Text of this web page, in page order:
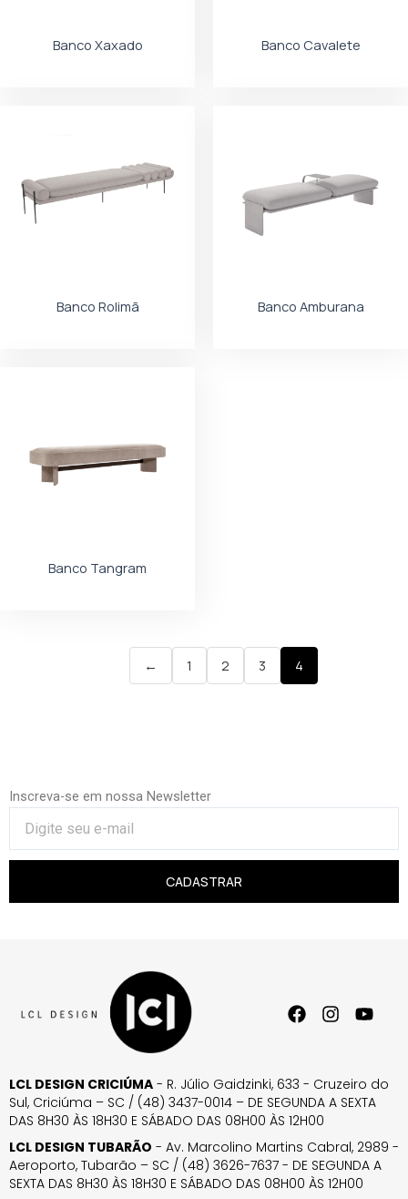
Banco Xaxado Banco Cavalete
Banco Rolimã Banco Amburana
Banco Tangram
← 1 2 3 4
Inscreva-se em nossa Newsletter
CADASTRAR
LCL DESIGN CRICIÚMA - R. Júlio Gaidzinki, 633 - Cruzeiro do
Sul, Criciúma – SC / (48) 3437-0014 – DE SEGUNDA A SEXTA
DAS 8H30 ÀS 18H30 E SÁBADO DAS 08H00 ÀS 12H00
LCL DESIGN TUBARÃO - Av. Marcolino Martins Cabral, 2989 -
Aeroporto, Tubarão – SC / (48) 3626-7637 - DE SEGUNDA A
SEXTA DAS 8H30 ÀS 18H30 E SÁBADO DAS 08H00 ÀS 12H00